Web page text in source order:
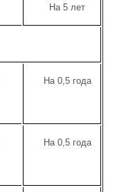
На 5 лет
На 0,5 года
На 0,5 года